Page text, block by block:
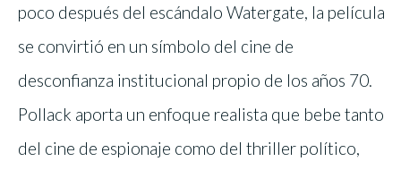
poco después del escándalo Watergate, la película
se convirtió en un símbolo del cine de
desconfianza institucional propio de los años 70.
Pollack aporta un enfoque realista que bebe tanto
del cine de espionaje como del thriller político,